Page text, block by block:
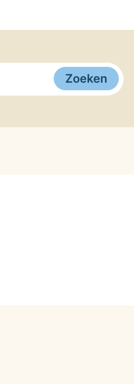
Zoeken